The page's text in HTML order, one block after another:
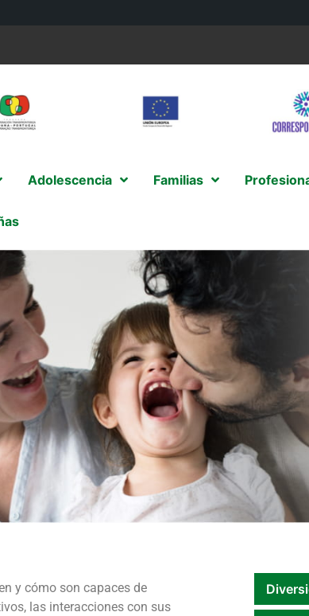
Adolescencia Familias
y cómo son capaces de
las interacciones con sus